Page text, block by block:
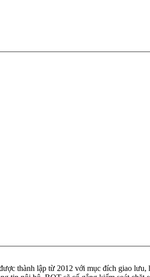
thành lập từ 2012 với mục đích giao lưu,